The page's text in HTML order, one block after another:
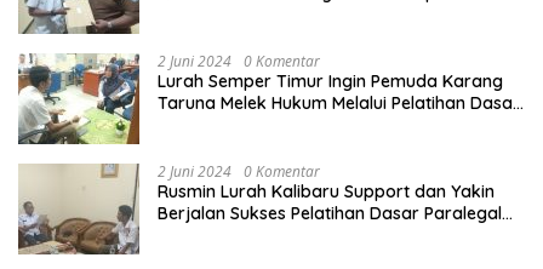
2 Juni 2024 0 Komentar
Lurah Semper Timur Ingin Pemuda Karang
Taruna Melek Hukum Melalui Pelatihan Dasar
2 Juni 2024 0 Komentar
Rusmin Lurah Kalibaru Support dan Yakin
Berjalan Sukses Pelatihan Dasar Paralegal